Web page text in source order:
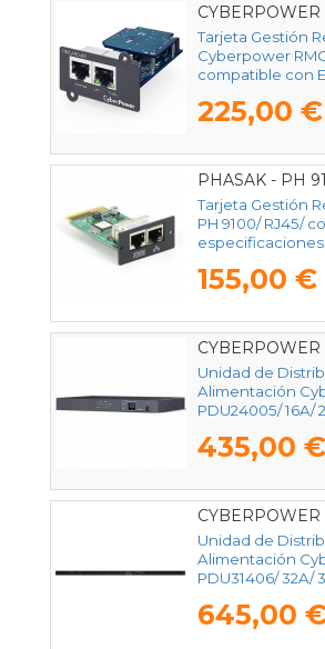
CYBERPOWER
RMCARD400
Tarjeta Gestión
Cyberpower
compatible con
225,00 €
PHASAK - PH
Tarjeta Gestión
PH 9100/ RJ45/
especificaciones
155,00 €
Unidad de
Alimentación
PDU24005/ 16A/
435,00 €
Unidad de
Alimentación
PDU31406/ 32A/
645,00